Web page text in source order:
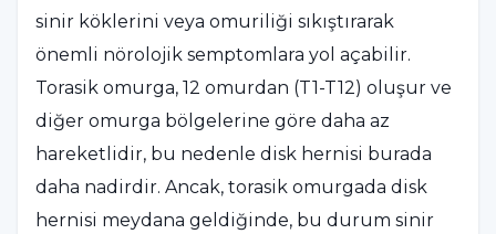
sinir köklerini veya omuriliği sıkıştırarak
önemli nörolojik semptomlara yol açabilir.
Torasik omurga, 12 omurdan (T1-T12) oluşur ve
diğer omurga bölgelerine göre daha az
hareketlidir, bu nedenle disk hernisi burada
daha nadirdir. Ancak, torasik omurgada disk
hernisi meydana geldiğinde, bu durum sinir